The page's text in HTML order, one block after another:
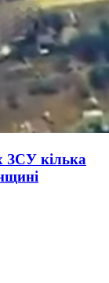
ЗСУ кілька